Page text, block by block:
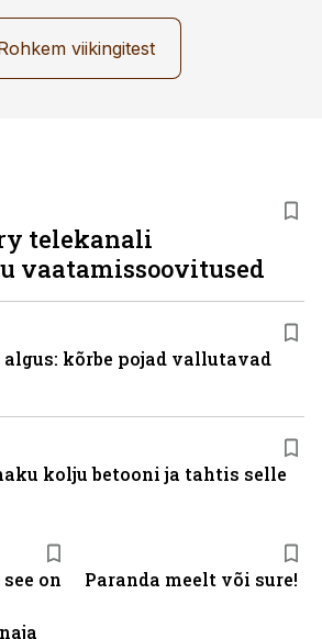
viikingitest
on
Paranda meelt või sure!
telekanali
vaatamissoovitused
kõrbe pojad vallutavad
kolju betooni ja tahtis selle